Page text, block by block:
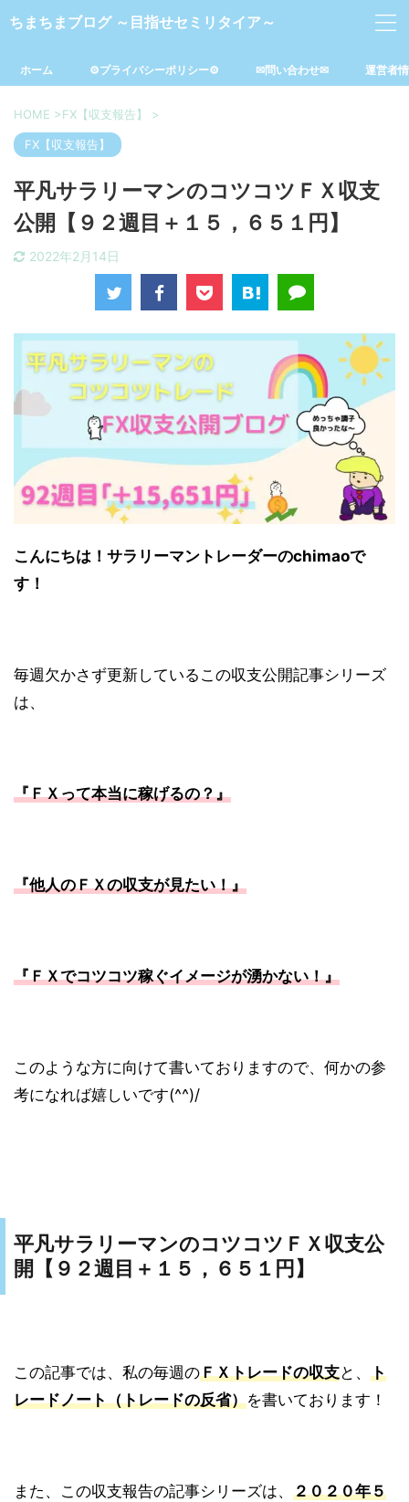
ちまちまブログ ～目指せセミリタイア～
ホーム ⚙プライバシーポリシー⚙ ✉問い合わせ✉ 運営者
HOME >FX【収支報告】 >
FX【収支報告】
平凡サラリーマンのコツコツＦＸ収支
公開【９２週目＋１５，６５１円】
2022年2月14日
こんにちは！サラリーマントレーダーのchimaoで
す！
毎週欠かさず更新しているこの収支公開記事シリーズ
は、
『ＦＸって本当に稼げるの？』
『他人のＦＸの収支が見たい！』
『ＦＸでコツコツ稼ぐイメージが湧かない！』
このような方に向けて書いておりますので、何かの参
考になれば嬉しいです(^^)/
平凡サラリーマンのコツコツＦＸ収支公
開【９２週目＋１５，６５１円】
この記事では、私の毎週のＦＸトレードの収支と、 ト
レードノート（トレードの反省）を書いております！
また、この収支報告の記事シリーズは、 ２０２０年５